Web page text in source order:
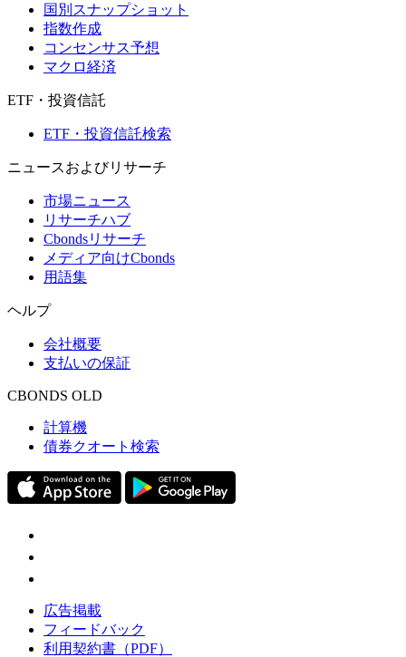
国別スナップショット
指数作成
コンセンサス予想
マクロ経済
ETF・投資信託
ETF・投資信託検索
ニュースおよびリサーチ
市場ニュース
リサーチハブ
Cbondsリサーチ
メディア向けCbonds
用語集
ヘルプ
会社概要
支払いの保証
CBONDS OLD
計算機
債券クオート検索
広告掲載
フィードバック
利用契約書（PDF）